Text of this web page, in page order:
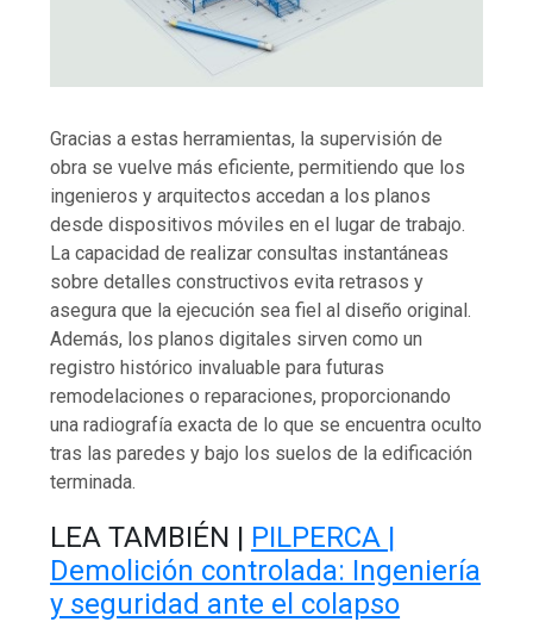
Gracias a estas herramientas, la supervisión de
obra se vuelve más eficiente, permitiendo que los
ingenieros y arquitectos accedan a los planos
desde dispositivos móviles en el lugar de trabajo.
La capacidad de realizar consultas instantáneas
sobre detalles constructivos evita retrasos y
asegura que la ejecución sea fiel al diseño original.
Además, los planos digitales sirven como un
registro histórico invaluable para futuras
remodelaciones o reparaciones, proporcionando
una radiografía exacta de lo que se encuentra oculto
tras las paredes y bajo los suelos de la edificación
terminada.
LEA TAMBIÉN | PILPERCA |
Demolición controlada: Ingeniería
y seguridad ante el colapso